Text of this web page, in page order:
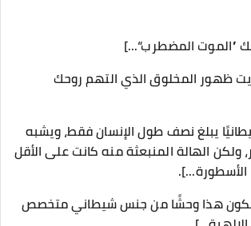
”الموت المضطرب“...]
ظهور المخلوق الذي التهم روحك
يبلغ نصف طول الإنسان فقط، ويشبه
الهالة المنبعثة منه كانت على الأقل
هذا وحشًا من جنس شيطاني متخصص